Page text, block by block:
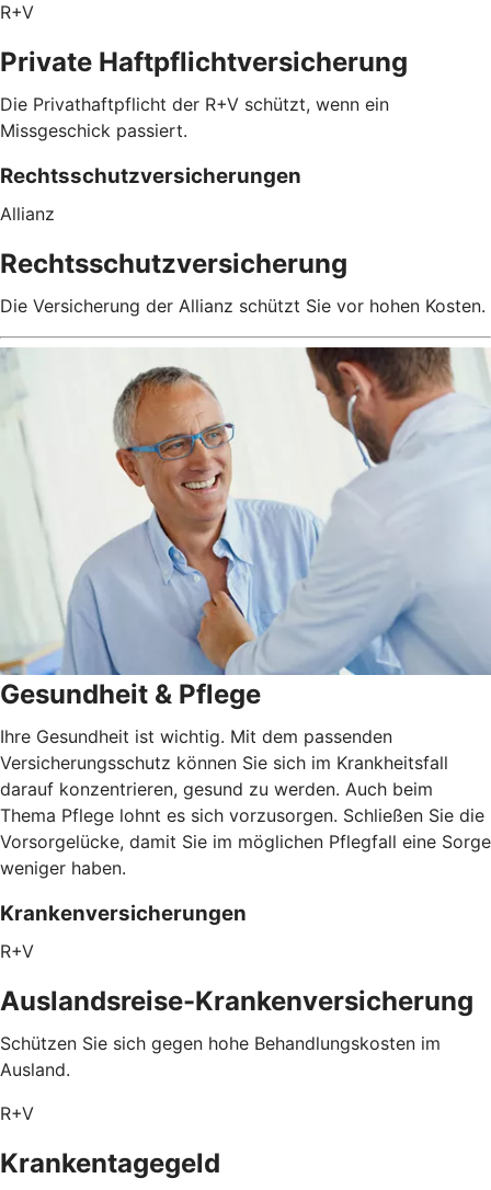
R+V
Private Haftpflichtversicherung
Die Privathaftpflicht der R+V schützt, wenn ein
Missgeschick passiert.
Rechtsschutzversicherungen
Allianz
Rechtsschutzversicherung
Die Versicherung der Allianz schützt Sie vor hohen Kosten.
Gesundheit & Pflege
Ihre Gesundheit ist wichtig. Mit dem passenden
Versicherungsschutz können Sie sich im Krankheitsfall
darauf konzentrieren, gesund zu werden. Auch beim
Thema Pflege lohnt es sich vorzusorgen. Schließen Sie die
Vorsorgelücke, damit Sie im möglichen Pflegfall eine Sorge
weniger haben.
Krankenversicherungen
R+V
Auslandsreise-Krankenversicherung
Schützen Sie sich gegen hohe Behandlungskosten im
Ausland.
R+V
Krankentagegeld